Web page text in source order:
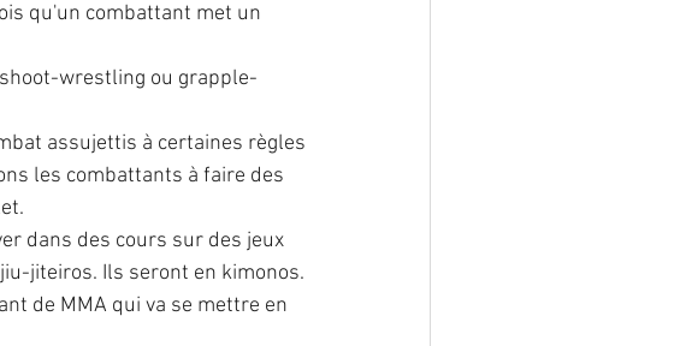
qu'un combattant met un
wrestling ou grapple-
assujettis à certaines règles
les combattants à faire des
dans des cours sur des jeux
jiteiros. Ils seront en kimonos.
de MMA qui va se mettre en